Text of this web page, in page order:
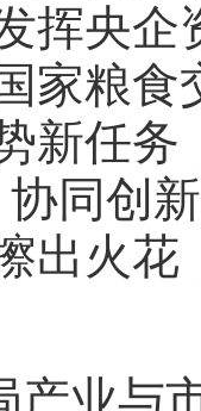
挥央企
家粮
新任务
同创
出火
产业与